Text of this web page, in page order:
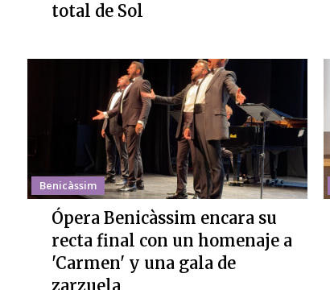
total de Sol
Benicàssim
Ópera Benicàssim encara su
recta final con un homenaje a
'Carmen' y una gala de
zarzuela